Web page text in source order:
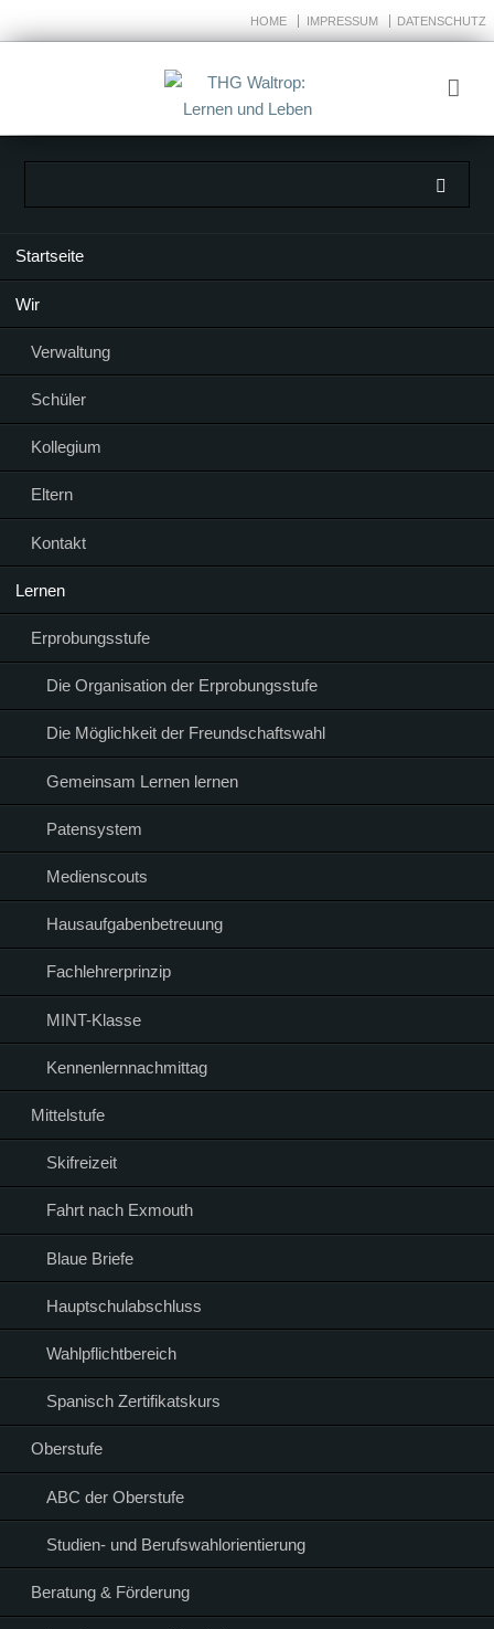
HOME IMPRESSUM DATENSCHUTZ
Startseite
Wir
Verwaltung
Schüler
Kollegium
Eltern
Kontakt
Lernen
Erprobungsstufe
Die Organisation der Erprobungsstufe
Die Möglichkeit der Freundschaftswahl
Gemeinsam Lernen lernen
Patensystem
Medienscouts
Hausaufgabenbetreuung
Fachlehrerprinzip
MINT-Klasse
Kennenlernnachmittag
Mittelstufe
Skifreizeit
Fahrt nach Exmouth
Blaue Briefe
Hauptschulabschluss
Wahlpflichtbereich
Spanisch Zertifikatskurs
Oberstufe
ABC der Oberstufe
Studien- und Berufswahlorientierung
Beratung & Förderung